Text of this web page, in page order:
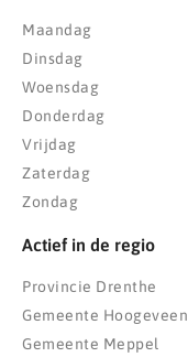
Maandag
Dinsdag
Woensdag
Donderdag
Vrijdag
Zaterdag
Zondag
Actief in de regio
Provincie Drenthe
Gemeente Hoogeveen
Gemeente Meppel